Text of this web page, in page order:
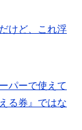
けど、これ浮
パーで使えて
る券』ではな